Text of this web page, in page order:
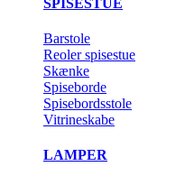
Barstole
Reoler spisestue
Skænke
Spiseborde
Spisebordsstole
Vitrineskabe
LAMPER